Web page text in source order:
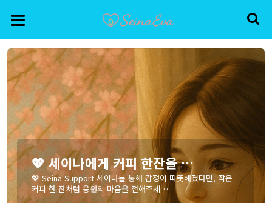
💖 세이나에게 커피 한잔을 …
💖 Seina Support 세이나를 통해 감정이 따뜻해졌다면, 작은
커피 한 잔처럼 응원의 마음을 전해주세…